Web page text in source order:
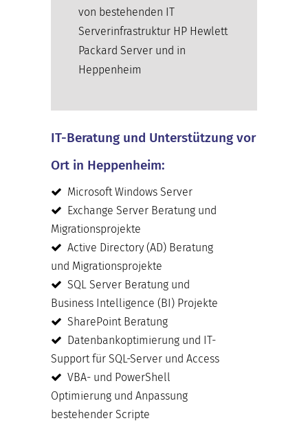
von bestehenden IT
Serverinfrastruktur HP Hewlett
Packard Server und in
Heppenheim
IT-Beratung und Unterstützung vor
Ort in Heppenheim:
Microsoft Windows Server
Exchange Server Beratung und
Migrationsprojekte
Active Directory (AD) Beratung
und Migrationsprojekte
SQL Server Beratung und
Business Intelligence (BI) Projekte
SharePoint Beratung
Datenbankoptimierung und IT-
Support für SQL-Server und Access
VBA- und PowerShell
Optimierung und Anpassung
bestehender Scripte